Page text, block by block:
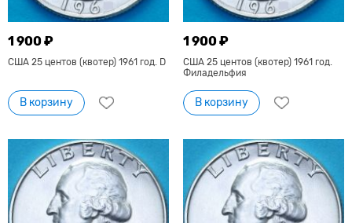
1 900 ₽
США 25 центов (квотер) 1961 год. D
В корзину
1 900 ₽
США 25 центов (квотер) 1961 год.
Филадельфия
В корзину